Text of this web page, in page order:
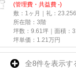
(管理費・共益費 -)
敷：1ヶ月｜礼：
所在階：3階
坪数：9.61坪｜面積：
坪単価： 1.21 万円
全8件を表示す